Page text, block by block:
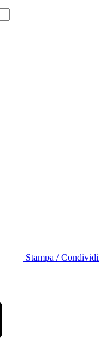
Stampa / Condividi